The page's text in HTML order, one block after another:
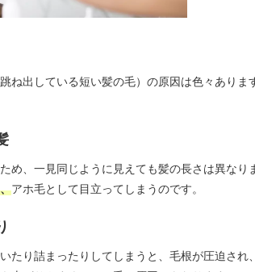
ね出している短い髪の毛）の原因は色々ありま
め、一見同じように見えても髪の長さは異なり
アホ毛として目立ってしまうのです。
たり詰まったりしてしまうと、毛根が圧迫され、